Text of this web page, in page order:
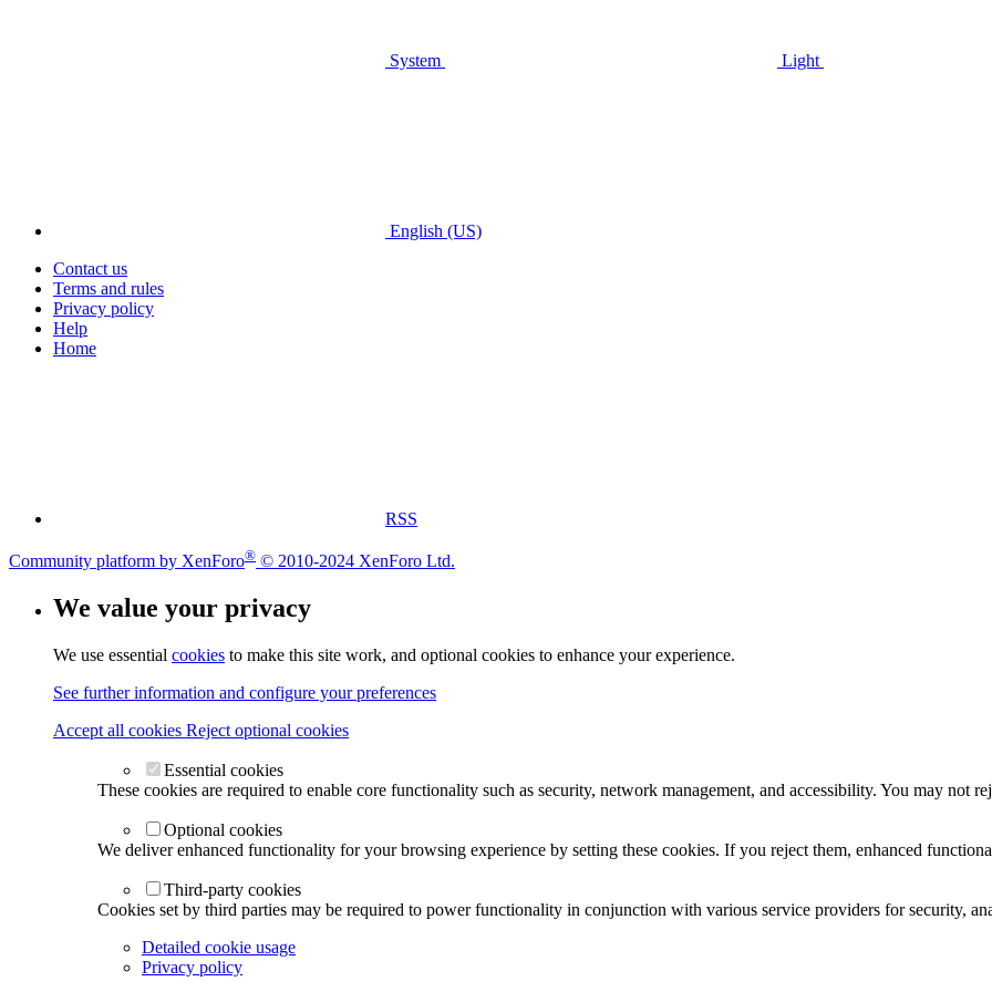
System Light
English (US)
Contact us
Terms and rules
Privacy policy
Help
Home
RSS
Community platform by XenForo® © 2010-2024 XenForo Ltd.
We value your privacy
We use essential cookies to make this site work, and optional cookies to enhance your experience.
See further information and configure your preferences
Accept all cookies Reject optional cookies
Essential cookies
These cookies are required to enable core functionality such as security, network management, and accessibility. You may not
Optional cookies
We deliver enhanced functionality for your browsing experience by setting these cookies. If you reject them, enhanced
Third-party cookies
Cookies set by third parties may be required to power functionality in conjunction with various service providers for security,
Detailed cookie usage
Privacy policy